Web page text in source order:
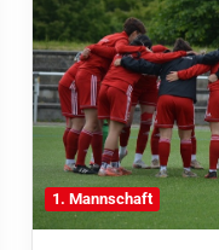
1. Mannschaft